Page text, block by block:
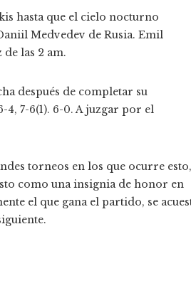
hasta que el cielo nocturno
Medvedev de Rusia. Emil
las 2 am.
después de completar su
4, 7-6(1). 6-0. A juzgar por el
torneos en los que ocurre
como una insignia de honor en
el que gana el partido, se